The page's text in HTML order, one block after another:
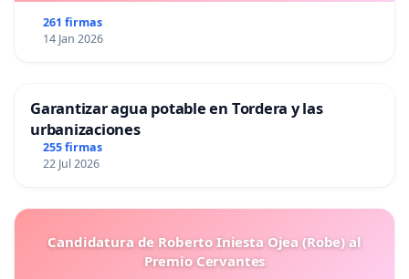
261 firmas
14 Jan 2026
Garantizar agua potable en Tordera y las
urbanizaciones
255 firmas
22 Jul 2026
Candidatura de Roberto Iniesta Ojea (Robe) al
Premio Cervantes